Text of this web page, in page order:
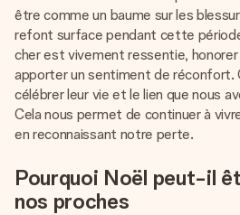
Créez quelque chose d’unique en
son prénom, votre photo ou un
Sans complications, juste tout
être comme un baume sur les
refont surface pendant cette
cher est vivement ressentie,
apporter un sentiment de réconfort.
célébrer leur vie et le lien que nous
Cela nous permet de continuer à
en reconnaissant notre perte.
Pourquoi Noël peut-il
nos proches